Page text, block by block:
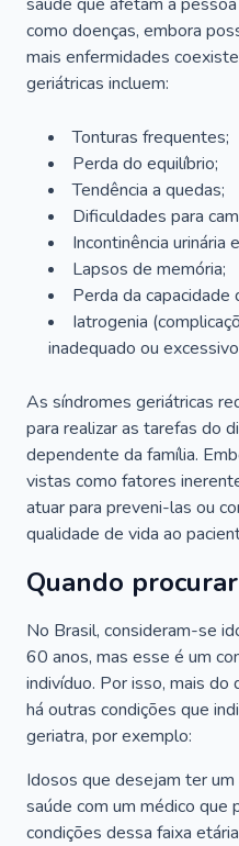
como doenças, embora
mais enfermidades
geriátricas incluem:
Tonturas frequentes;
Perda do equilíbrio;
Tendência a quedas;
Dificuldades para
Incontinência urinária
Lapsos de memória;
Perda da capacidade
Iatrogenia
inadequado ou
As síndromes geriátricas
para realizar as tarefas do
dependente da família.
vistas como fatores
atuar para preveni-las ou
qualidade de vida ao
Quando
No Brasil, consideram-se
60 anos, mas esse é um
indivíduo. Por isso, mais do
há outras condições que
geriatra, por exemplo:
Idosos que desejam ter
saúde com um médico que
condições dessa faixa